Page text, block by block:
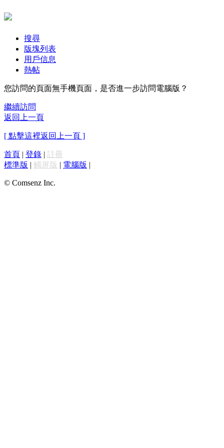
搜尋
版塊列表
用戶信息
熱帖
您訪問的頁面無手機頁面，是否進一步訪問電腦版？
繼續訪問
返回上一頁
[ 點擊這裡返回上一頁 ]
首頁 | 登錄 | 註冊
標準版 | 觸屏版 | 電腦版 |
© Comsenz Inc.